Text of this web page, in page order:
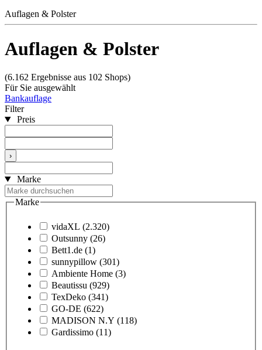
Auflagen & Polster
Auflagen & Polster
(6.162 Ergebnisse aus 102 Shops)
Für Sie ausgewählt
Bankauflage
Filter
Preis
›
Marke
Marke
vidaXL (2.320)
Outsunny (26)
Bett1.de (1)
sunnypillow (301)
Ambiente Home (3)
Beautissu (929)
TexDeko (341)
GO-DE (622)
MADISON N.Y (118)
Gardissimo (11)